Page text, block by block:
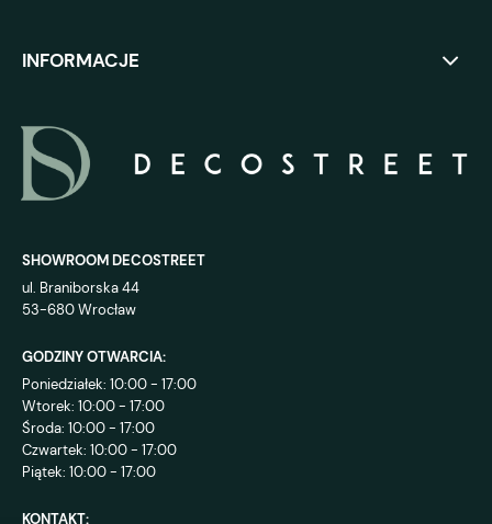
INFORMACJE
SHOWROOM DECOSTREET
ul. Braniborska 44
53-680 Wrocław
GODZINY OTWARCIA:
Poniedziałek: 10:00 - 17:00
Wtorek: 10:00 - 17:00
Środa: 10:00 - 17:00
Czwartek: 10:00 - 17:00
Piątek: 10:00 - 17:00
KONTAKT: